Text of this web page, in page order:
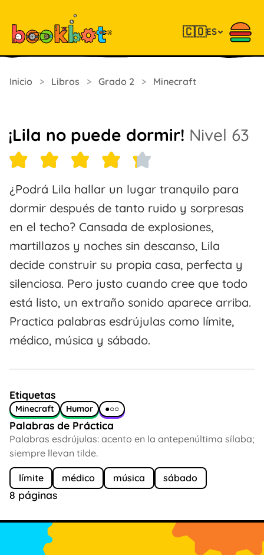
🇨🇴ES
Inicio > Libros > Grado 2 > Minecraft
¡Lila no puede dormir! Nivel 63
¿Podrá Lila hallar un lugar tranquilo para
dormir después de tanto ruido y sorpresas
en el techo? Cansada de explosiones,
martillazos y noches sin descanso, Lila
decide construir su propia casa, perfecta y
silenciosa. Pero justo cuando cree que todo
está listo, un extraño sonido aparece arriba.
Practica palabras esdrújulas como límite,
médico, música y sábado.
Etiquetas
Minecraft Humor ●○○
Palabras de Práctica
Palabras esdrújulas: acento en la antepenúltima sílaba;
siempre llevan tilde.
límite médico música sábado
8 páginas